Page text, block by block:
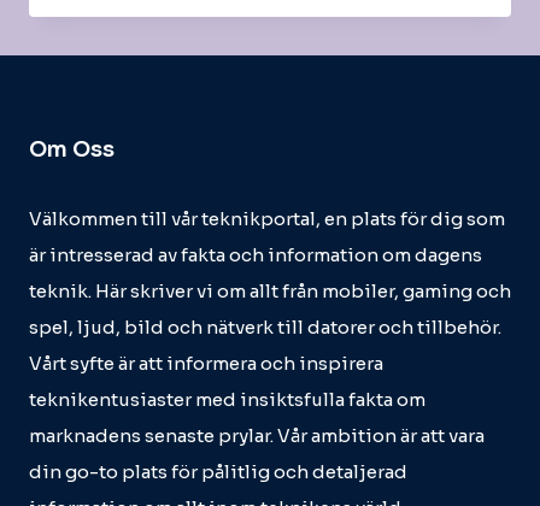
Om Oss
Välkommen till vår teknikportal, en plats för dig som
är intresserad av fakta och information om dagens
teknik. Här skriver vi om allt från mobiler, gaming och
spel, ljud, bild och nätverk till datorer och tillbehör.
Vårt syfte är att informera och inspirera
teknikentusiaster med insiktsfulla fakta om
marknadens senaste prylar. Vår ambition är att vara
din go-to plats för pålitlig och detaljerad